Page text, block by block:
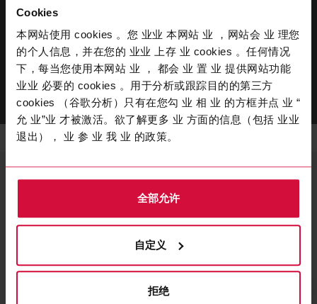
Cookies
本网站使用 cookies 。您 业业 本网站 业 ，网站会 业 理您
的个人信息，并在您的 业业 上存 业 cookies 。任何情况
下，每当您使用本网站 业 ， 都会 业 置 业 提供网站功能
业业 必要的 cookies 。用于分析或跟踪目的的第三方
cookies （谷歌分析）只有在您勾 业 相 业 的方框并点 业 “
允 业”业 才被激活。欲了解更多 业 方面的信息（包括 业业
退出）， 业 参 业 我 业 的政策。
全部允许
自定义
拒绝
Global Key Account Manager
T +49 202 2681 430
SEND EMAIL
高压充电电缆
您的北美自由贸易区联系人
您是否想获得更多与我们汽车电线电缆相关的信息？欢